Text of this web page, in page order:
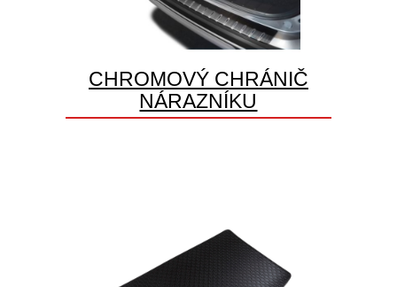
CHROMOVÝ CHRÁNIČ
NÁRAZNÍKU